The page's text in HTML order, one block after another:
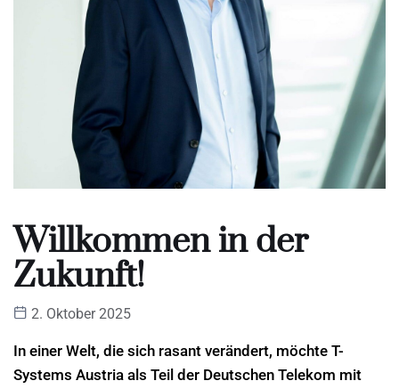
Willkommen in der
Zukunft!
2. Oktober 2025
In einer Welt, die sich rasant verändert, möchte T-
Systems Austria als Teil der Deutschen Telekom mit